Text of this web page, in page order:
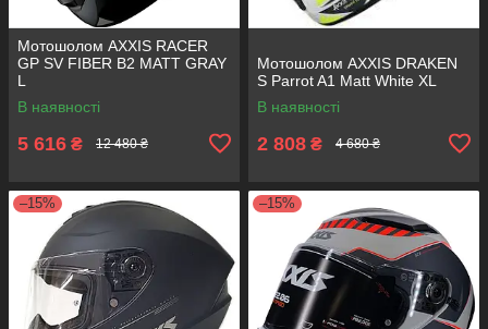
Мотошолом AXXIS RACER
GP SV FIBER B2 MATT GRAY
L
В наявності
5 616 ₴ 12 480 ₴
Мотошолом AXXIS DRAKEN
S Parrot A1 Matt White XL
В наявності
2 808 ₴ 4 680 ₴
–15% –15%